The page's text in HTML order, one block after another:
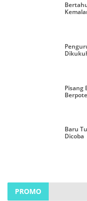
Pisang
Baru
Dicoba
PROMO